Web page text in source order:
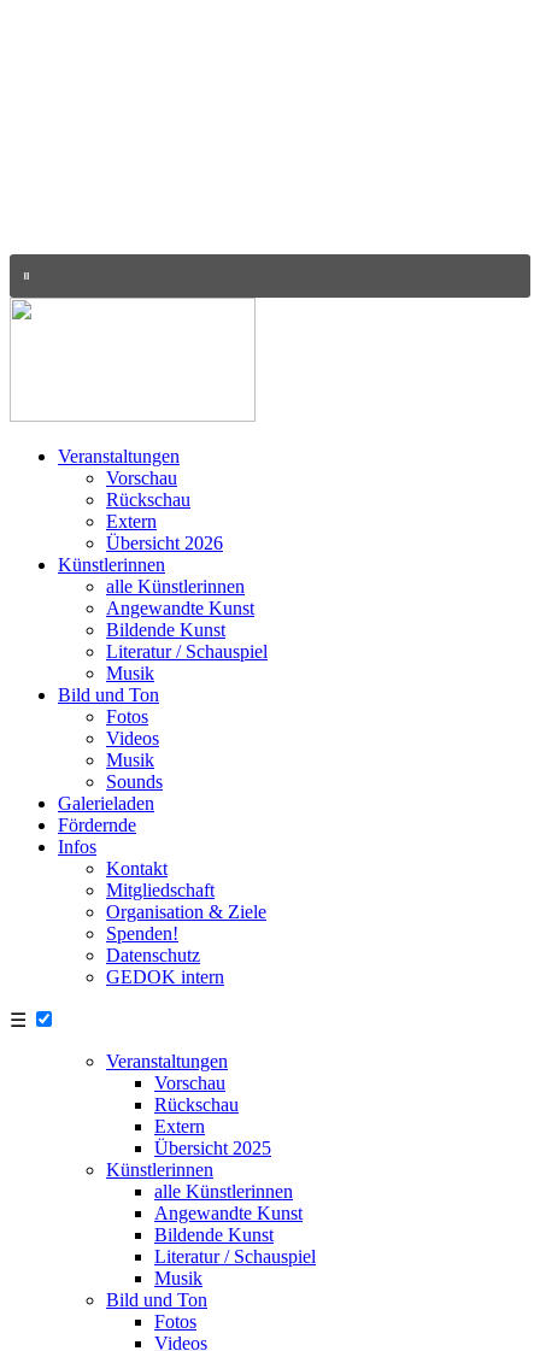
Veranstaltungen
Vorschau
Rückschau
Extern
Übersicht 2026
Künstlerinnen
alle Künstlerinnen
Angewandte Kunst
Bildende Kunst
Literatur / Schauspiel
Musik
Bild und Ton
Fotos
Videos
Musik
Sounds
Galerieladen
Fördernde
Infos
Kontakt
Mitgliedschaft
Organisation & Ziele
Spenden!
Datenschutz
GEDOK intern
☰
Veranstaltungen
Vorschau
Rückschau
Extern
Übersicht 2025
Künstlerinnen
alle Künstlerinnen
Angewandte Kunst
Bildende Kunst
Literatur / Schauspiel
Musik
Bild und Ton
Fotos
Videos